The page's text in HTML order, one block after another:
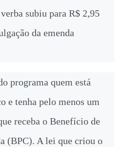
subiu para R$ 2,95
da emenda
programa quem está
e tenha pelo menos um
receba o Benefício de
(BPC). A lei que criou o